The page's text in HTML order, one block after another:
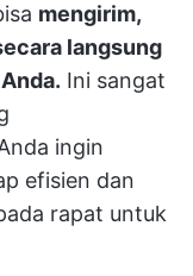
mengirim,
langsung
Ini sangat
ingin
efisien dan
rapat untuk